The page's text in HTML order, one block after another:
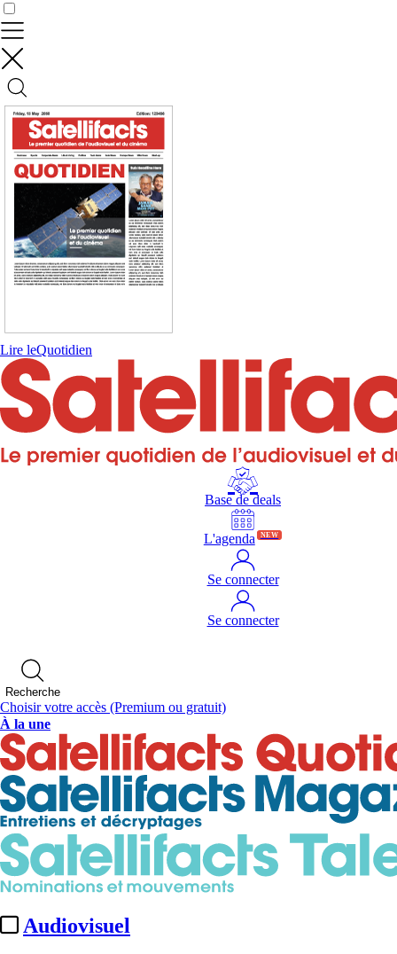
Lire leQuotidien
Base de deals
L'agenda NEW
Se connecter
Se connecter
Recherche
Choisir votre accès (Premium ou gratuit)
À la une
Audiovisuel
Contrôler vos données